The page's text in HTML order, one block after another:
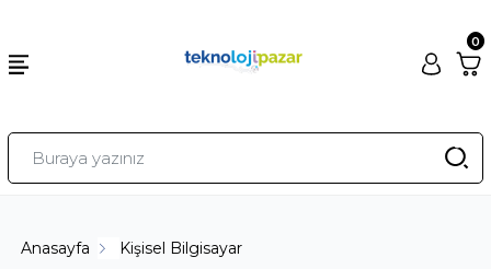
0
Anasayfa Kişisel Bilgisayar